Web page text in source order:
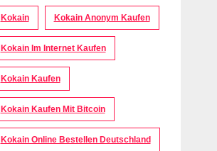
Kokain Kokain Anonym Kaufen
Kokain Im Internet Kaufen
Kokain Kaufen
Kokain Kaufen Mit Bitcoin
Kokain Online Bestellen Deutschland